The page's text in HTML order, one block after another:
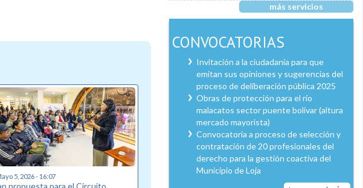
5, 2026 - 16:07
más servicios
CONVOCATORIAS
Invitación a la ciudadanía para que
emitan sus opiniones y sugerencias del
proceso de deliberación pública 2025
Obras de protección para el río
malacatos sector puente bolívar (altura
mercado mayorista)
Convocatoria a proceso de selección y
contratación de 20 profesionales del
derecho para la gestión coactiva del
Municipio de Loja